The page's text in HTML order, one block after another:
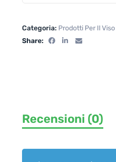
Categoria: Prodotti Per Il Viso
Share:
Recensioni (0)